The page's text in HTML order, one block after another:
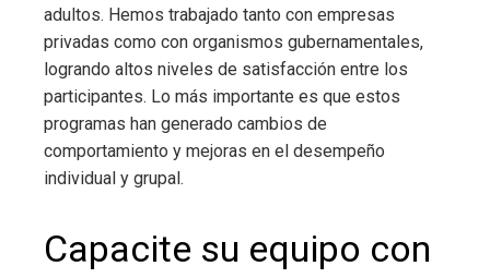
adultos. Hemos trabajado tanto con empresas
privadas como con organismos gubernamentales,
logrando altos niveles de satisfacción entre los
participantes. Lo más importante es que estos
programas han generado cambios de
comportamiento y mejoras en el desempeño
individual y grupal.
Capacite su equipo con